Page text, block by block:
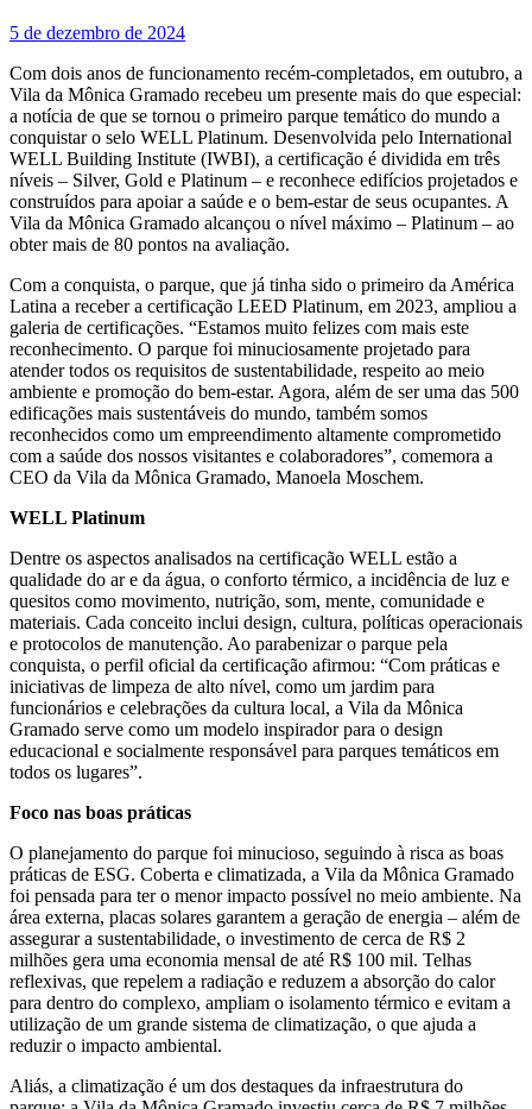
5 de dezembro de 2024
Com dois anos de funcionamento recém-completados, em outubro, a
Vila da Mônica Gramado recebeu um presente mais do que especial:
a notícia de que se tornou o primeiro parque temático do mundo a
conquistar o selo WELL Platinum. Desenvolvida pelo International
WELL Building Institute (IWBI), a certificação é dividida em três
níveis – Silver, Gold e Platinum – e reconhece edifícios projetados e
construídos para apoiar a saúde e o bem-estar de seus ocupantes. A
Vila da Mônica Gramado alcançou o nível máximo – Platinum – ao
obter mais de 80 pontos na avaliação.
Com a conquista, o parque, que já tinha sido o primeiro da América
Latina a receber a certificação LEED Platinum, em 2023, ampliou a
galeria de certificações. “Estamos muito felizes com mais este
reconhecimento. O parque foi minuciosamente projetado para
atender todos os requisitos de sustentabilidade, respeito ao meio
ambiente e promoção do bem-estar. Agora, além de ser uma das 500
edificações mais sustentáveis do mundo, também somos
reconhecidos como um empreendimento altamente comprometido
com a saúde dos nossos visitantes e colaboradores”, comemora a
CEO da Vila da Mônica Gramado, Manoela Moschem.
WELL Platinum
Dentre os aspectos analisados na certificação WELL estão a
qualidade do ar e da água, o conforto térmico, a incidência de luz e
quesitos como movimento, nutrição, som, mente, comunidade e
materiais. Cada conceito inclui design, cultura, políticas operacionais
e protocolos de manutenção. Ao parabenizar o parque pela
conquista, o perfil oficial da certificação afirmou: “Com práticas e
iniciativas de limpeza de alto nível, como um jardim para
funcionários e celebrações da cultura local, a Vila da Mônica
Gramado serve como um modelo inspirador para o design
educacional e socialmente responsável para parques temáticos em
todos os lugares”.
Foco nas boas práticas
O planejamento do parque foi minucioso, seguindo à risca as boas
práticas de ESG. Coberta e climatizada, a Vila da Mônica Gramado
foi pensada para ter o menor impacto possível no meio ambiente. Na
área externa, placas solares garantem a geração de energia – além de
assegurar a sustentabilidade, o investimento de cerca de R$ 2
milhões gera uma economia mensal de até R$ 100 mil. Telhas
reflexivas, que repelem a radiação e reduzem a absorção do calor
para dentro do complexo, ampliam o isolamento térmico e evitam a
utilização de um grande sistema de climatização, o que ajuda a
reduzir o impacto ambiental.
Aliás, a climatização é um dos destaques da infraestrutura do